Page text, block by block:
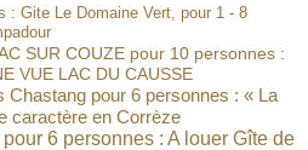
: Gite Le Domaine Vert, pour 1 - 8
SUR COUZE pour 10 personnes :
VUE LAC DU CAUSSE
Chastang pour 6 personnes : « La
caractère en Corrèze
6 personnes : A louer Gîte de